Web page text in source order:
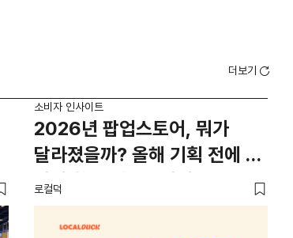
더보기
소비자 인사이트
2026년 팝업스토어, 뭐가
달라졌을까? 올해 기획 전에 꼭
봐야 할 트렌드 4가지
로컬덕